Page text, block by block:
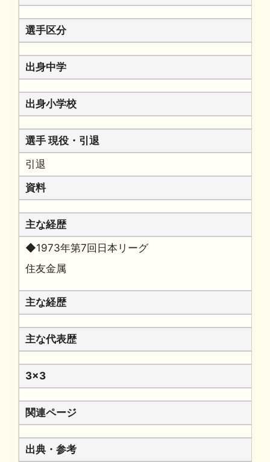
選手区分
出身中学
出身小学校
選手 現役・引退
引退
資料
主な経歴
◆1973年第7回日本リーグ
住友金属
主な経歴
主な代表歴
3x3
関連ページ
出典・参考